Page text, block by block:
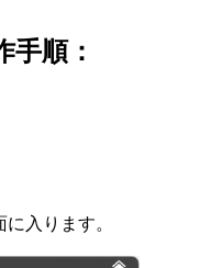
順：
入ります。